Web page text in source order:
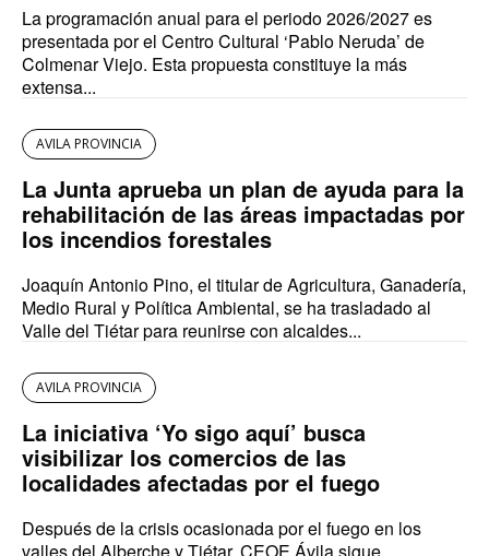
La programación anual para el periodo 2026/2027 es
presentada por el Centro Cultural ‘Pablo Neruda’ de
Colmenar Viejo. Esta propuesta constituye la más
extensa...
AVILA PROVINCIA
La Junta aprueba un plan de ayuda para la
rehabilitación de las áreas impactadas por
los incendios forestales
Joaquín Antonio Pino, el titular de Agricultura, Ganadería,
Medio Rural y Política Ambiental, se ha trasladado al
Valle del Tiétar para reunirse con alcaldes...
AVILA PROVINCIA
La iniciativa ‘Yo sigo aquí’ busca
visibilizar los comercios de las
localidades afectadas por el fuego
Después de la crisis ocasionada por el fuego en los